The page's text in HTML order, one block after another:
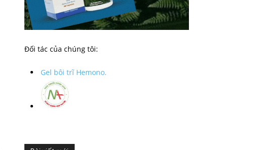
Đối tác của chúng tôi:
Gel bôi trĩ Hemono.